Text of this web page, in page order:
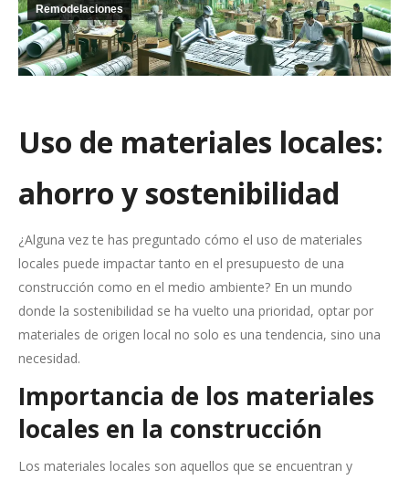
Remodelaciones
Uso de materiales locales:
ahorro y sostenibilidad
¿Alguna vez te has preguntado cómo el uso de materiales
locales puede impactar tanto en el presupuesto de una
construcción como en el medio ambiente? En un mundo
donde la sostenibilidad se ha vuelto una prioridad, optar por
materiales de origen local no solo es una tendencia, sino una
necesidad.
Importancia de los materiales
locales en la construcción
Los materiales locales son aquellos que se encuentran y